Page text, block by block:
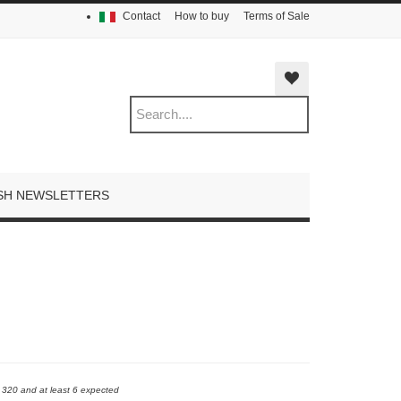
Contact How to buy Terms of Sale
NEWSLETTERS
320 and at least 6 expected